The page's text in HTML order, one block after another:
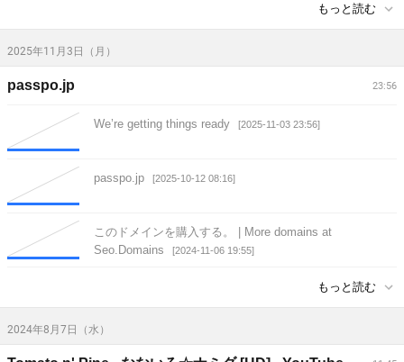
もっと読む
2025年11月3日（月）
23:56
passpo.jp
We’re getting things ready [2025-11-03 23:56]
passpo.jp [2025-10-12 08:16]
このドメインを購入する。 | More domains at
Seo.Domains
[2024-11-06 19:55]
もっと読む
2024年8月7日（水）